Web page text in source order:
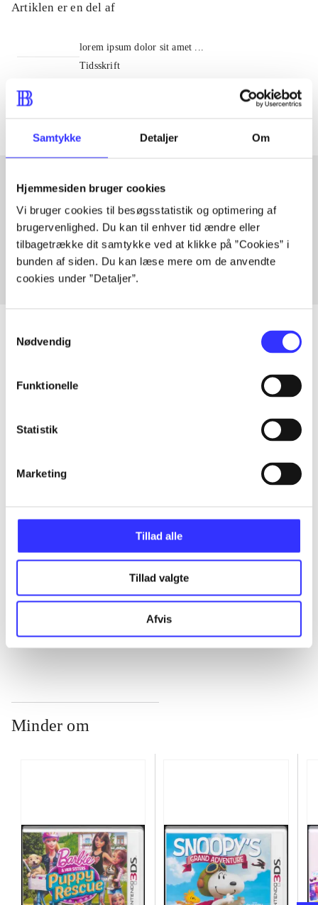
Samtykke Detaljer Om
Hjemmesiden bruger cookies
Vi bruger cookies til besøgsstatistik og optimering af
brugervenlighed. Du kan til enhver tid ændre eller
tilbagetrække dit samtykke ved at klikke på ”Cookies” i
bunden af siden. Du kan læse mere om de anvendte
cookies under ”Detaljer”.
Nødvendig
Funktionelle
Statistik
Marketing
Tillad alle
Tillad valgte
Afvis
Artiklen er en del af
lorem ipsum dolor sit amet ...
Tidsskrift
Artiklerne i
Artikler med samme emner
Fra
Alle registrerede artikler fordelt på udgivelser
...
...
Minder om